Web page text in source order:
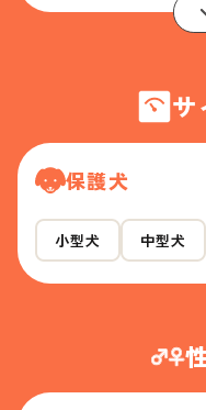
サ
保護犬
小型犬 中型犬